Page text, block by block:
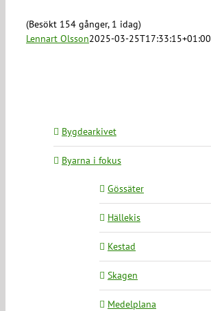
(Besökt 154 gånger, 1 idag)
Lennart Olsson2025-03-25T17:33:15+01:00
Bygdearkivet
Byarna i fokus
Gössäter
Hällekis
Kestad
Skagen
Medelplana